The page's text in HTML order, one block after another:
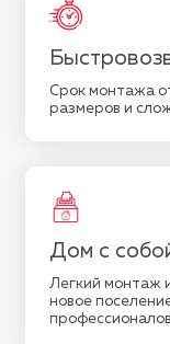
Срок монтажа
размеров и
Дом с
Легкий монтаж
новое